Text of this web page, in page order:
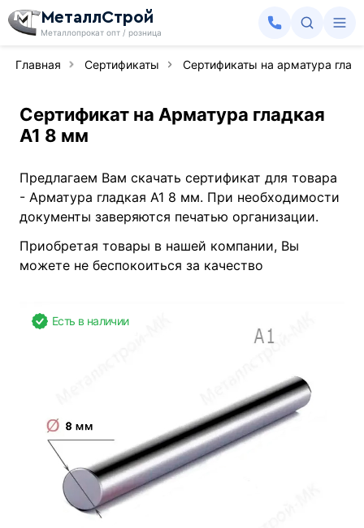
МеталлСтрой
Металлопрокат опт / розница
Главная Сертификаты Сертификаты на арматура
Сертификат на Арматура гладкая
А1 8 мм
Предлагаем Вам скачать сертификат для товара
- Арматура гладкая А1 8 мм. При необходимости
документы заверяются печатью организации.
Приобретая товары в нашей компании, Вы
можете не беспокоиться за качество
Есть в наличии